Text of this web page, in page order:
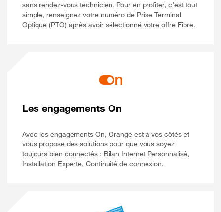
sans rendez-vous technicien. Pour en profiter, c’est tout
simple, renseignez votre numéro de Prise Terminal
Optique (PTO) après avoir sélectionné votre offre Fibre.
Les engagements On
Avec les engagements On, Orange est à vos côtés et
vous propose des solutions pour que vous soyez
toujours bien connectés : Bilan Internet Personnalisé,
Installation Experte, Continuité de connexion.